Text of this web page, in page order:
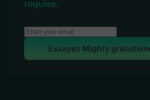
requise.
Essayez Mighty